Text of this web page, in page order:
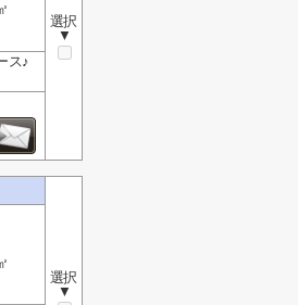
選択
▼
ス♪
選択
▼